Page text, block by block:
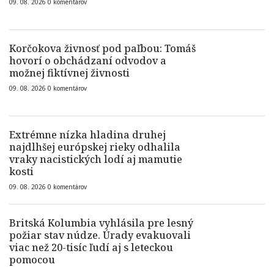
Korčokova živnosť pod paľbou: Tomáš
hovorí o obchádzaní odvodov a
možnej fiktívnej živnosti
09. 08. 2026 0 komentárov
Extrémne nízka hladina druhej
najdlhšej európskej rieky odhalila
vraky nacistických lodí aj mamutie
kosti
09. 08. 2026 0 komentárov
Britská Kolumbia vyhlásila pre lesný
požiar stav núdze. Úrady evakuovali
viac než 20-tisíc ľudí aj s leteckou
pomocou